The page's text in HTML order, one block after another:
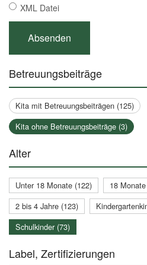
XML Datei
Betreuungsbeiträge
Kita mit Betreuungsbeiträgen (125)
Kita ohne Betreuungsbeiträge (3)
Alter
Unter 18 Monate (122)
18
2 bis 4 Jahre (123)
Schulkinder (73)
Label, Zertifizierungen